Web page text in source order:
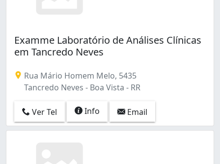
Examme Laboratório de Análises Clínicas
em Tancredo Neves
Rua Mário Homem Melo, 5435
Tancredo Neves - Boa Vista - RR
Ver Tel Info Email